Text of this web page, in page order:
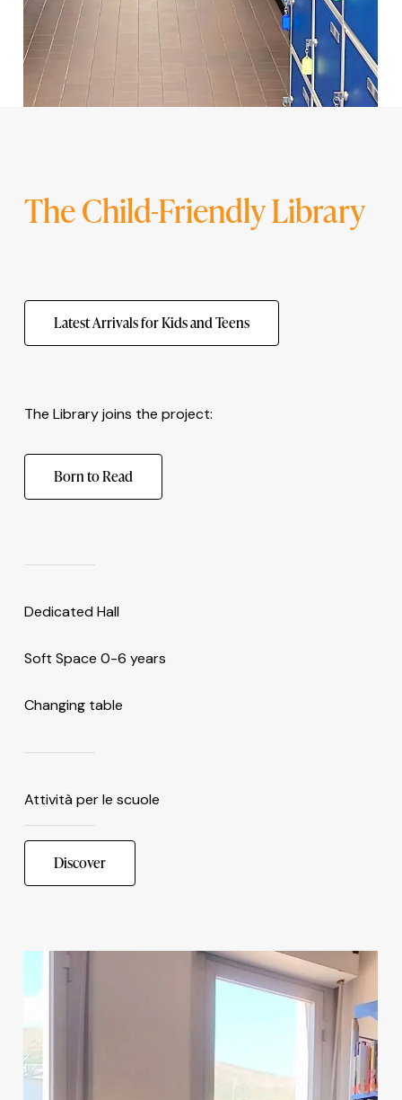
The Child-Friendly Library
Latest Arrivals for Kids and Teens
The Library joins the project:
Born to Read
Dedicated Hall
Soft Space 0-6 years
Changing table
Attività per le scuole
Discover